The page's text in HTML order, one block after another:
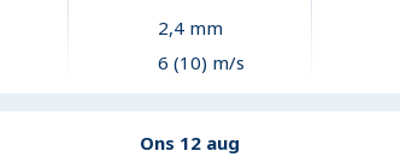
2,4mm
6 (10) m/s
Ons 12 aug